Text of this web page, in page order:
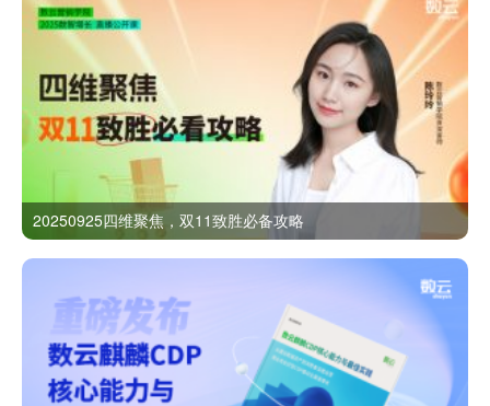
20250925四维聚焦，双11致胜必备攻略